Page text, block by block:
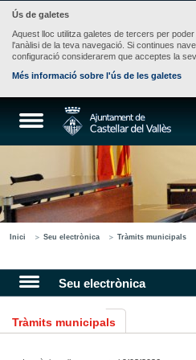
Ús de galetes
Aquest lloc utilitza galetes de tercers per
l'anàlisi de la teva navegació. Si continues
configuració considerarem que acceptes la
Més informació sobre l'ús de les galetes
Inici Seu electrònica Tràmits municipals
Seu electrònica
Tràmits municipals